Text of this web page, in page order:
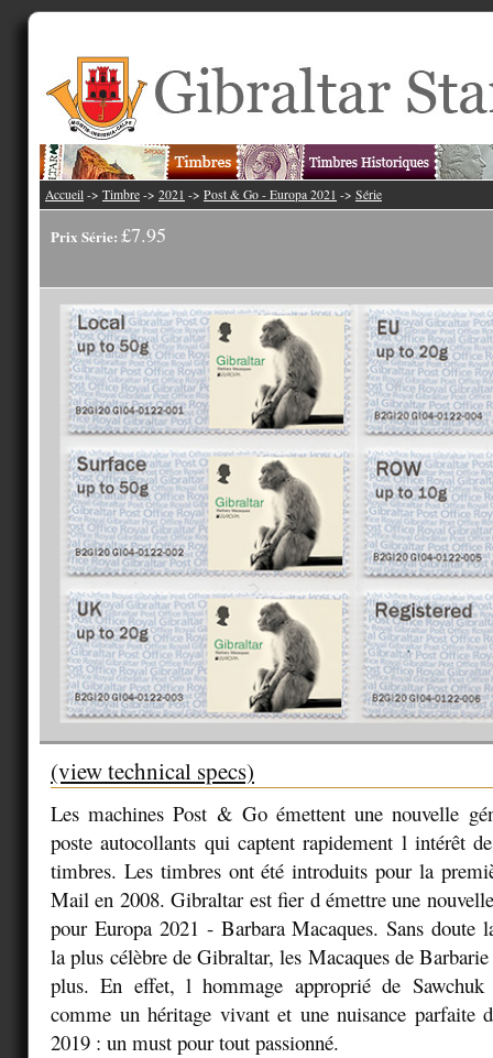
Accueil -> Timbre -> 2021 -> Post & Go - Europa 2021 -> Série
Prix Série: £7.95
(view technical specs)
Les machines Post & Go émettent une nouvelle
poste autocollants qui captent rapidement l intérêt
timbres. Les timbres ont été introduits pour la
Mail en 2008. Gibraltar est fier d émettre une
pour Europa 2021 - Barbara Macaques. Sans doute
la plus célèbre de Gibraltar, les Macaques de
plus. En effet, l hommage approprié de
comme un héritage vivant et une nuisance parfaite
2019 : un must pour tout passionné.